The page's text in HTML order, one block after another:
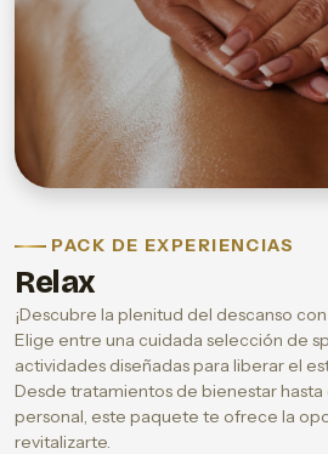
PACK DE EXPERIENCIAS
Relax
¡Descubre la plenitud del descanso
Elige entre una cuidada selección de
actividades diseñadas para liberar el
Desde tratamientos de bienestar
personal, este paquete te ofrece la
revitalizarte.